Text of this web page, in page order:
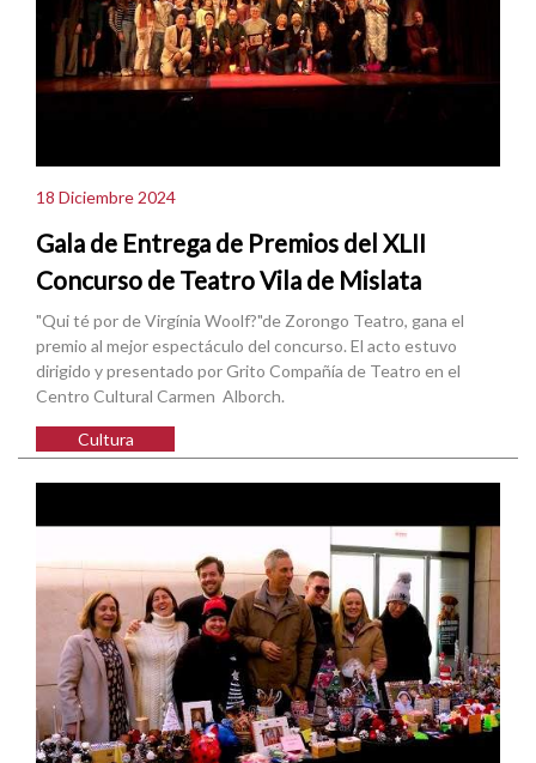
18 Diciembre 2024
Gala de Entrega de Premios del XLII
Concurso de Teatro Vila de Mislata
"Qui té por de Virgínia Woolf?"de Zorongo Teatro, gana el
premio al mejor espectáculo del concurso. El acto estuvo
dirigido y presentado por Grito Compañía de Teatro en el
Centro Cultural Carmen Alborch.
Cultura